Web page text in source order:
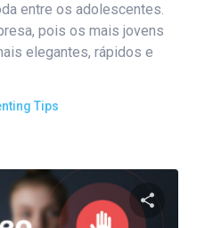
entre os adolescentes.
pois os mais jovens
elegantes, rápidos e
Tips